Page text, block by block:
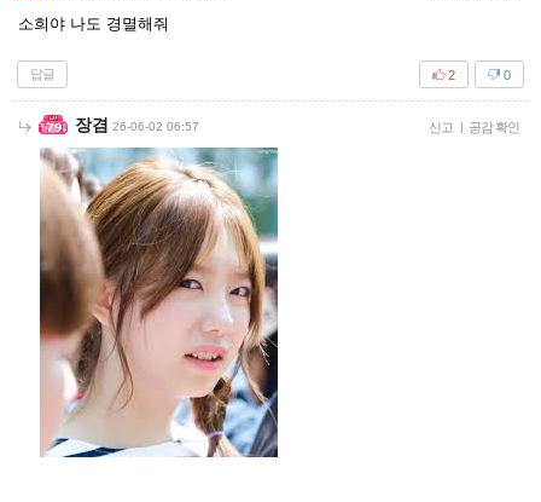
소희야 나도 경멸해줘
답글 0
2
장겸 26-06-02 06:57 신고 | 공감 확인